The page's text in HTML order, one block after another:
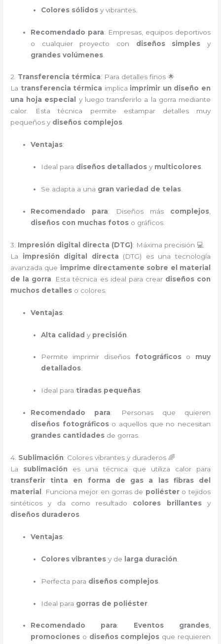
Colores sólidosy vibrantes.
Recomendado para: Empresas, equipos deportivos
o cualquier proyecto con diseños simples y
grandes volúmenes
2. Transferencia térmica: Para detalles finos 🌟
La transferencia térmica implica imprimir un diseño en
una hoja especial
y luego transferirlo a la gorra mediante
calor. Esta técnica permite estampar detalles muy
pequeños y diseños complejos.
Ventajas:
Ideal para diseños detalladosy multicolores.
Se adapta a una gran variedad de telas.
Recomendado para: Diseños más complejos,
diseños con muchas fotos o gráficos.
3. Impresión digital directa (DTG): Máxima precisión 💻
La impresión digital directa (DTG) es una tecnología
avanzada que imprime directamente sobre el material
de la gorra . Esta técnica es ideal para crear diseños con
muchos detalles o colores.
Ventajas:
Alta calidad y precisión
Permite imprimir diseños fotográficoso muy
detallados.
Ideal para tiradas pequeñas.
Recomendado para: Personas que quieren
diseños fotográficoso aquellos que no necesitan
grandes cantidades de gorras.
4. Sublimación: Colores vibrantes y duraderos 🌈
La sublimación es una técnica que utiliza calor para
transferir tinta en forma de gas a las fibras del
material
. Funciona mejor en gorras de poliéstero tejidos
sintéticos y da como resultado colores brillantesy
diseños duraderos
Ventajas:
Colores vibrantesy de larga duración
Perfecta para diseños complejos.
Ideal para gorras de poliéster.
Recomendado para: Eventos grandes,
promociones o diseños complejos que requieren